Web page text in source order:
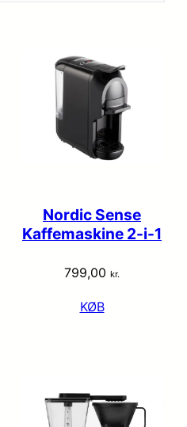
Nordic Sense
Kaffemaskine 2-i-1
799,00 kr.
KØB